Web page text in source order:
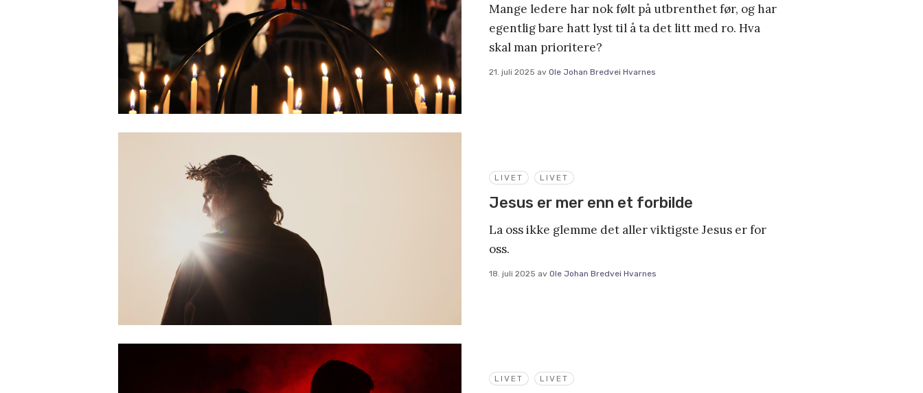
Mange ledere har nok følt på utbrenthet før, og har
egentlig bare hatt lyst til å ta det litt med ro. Hva
skal man prioritere?
21. juli 2025 av Ole Johan Bredvei Hvarnes
LIVET LIVET
Jesus er mer enn et forbilde
La oss ikke glemme det aller viktigste Jesus er for
oss.
18. juli 2025 av Ole Johan Bredvei Hvarnes
LIVET LIVET